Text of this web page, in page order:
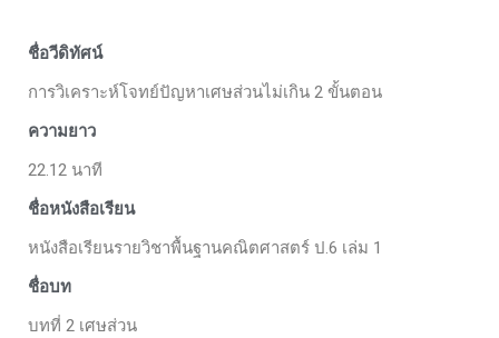
ชื่อวีดิทัศน์
การวิเคราะห์โจทย์ปัญหาเศษส่วนไม่เกิน 2 ขั้นตอน
ความยาว
22.12 นาที
ชื่อหนังสือเรียน
หนังสือเรียนรายวิชาพื้นฐานคณิตศาสตร์ ป.6 เล่ม 1
ชื่อบท
บทที่ 2 เศษส่วน